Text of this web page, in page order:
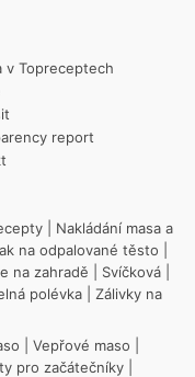
v Topreceptech
report
Nakládání masa a
na odpalované těsto
na zahradě Svíčková
polévka
Zálivky na
Vepřové maso
pro začátečníky